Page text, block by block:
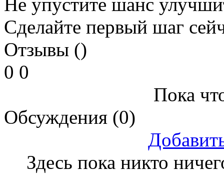
Не упустите шанс
Сделайте первый шаг
Отзывы ()
0 0
Пока
Обсуждения (0)
Здесь пока никто